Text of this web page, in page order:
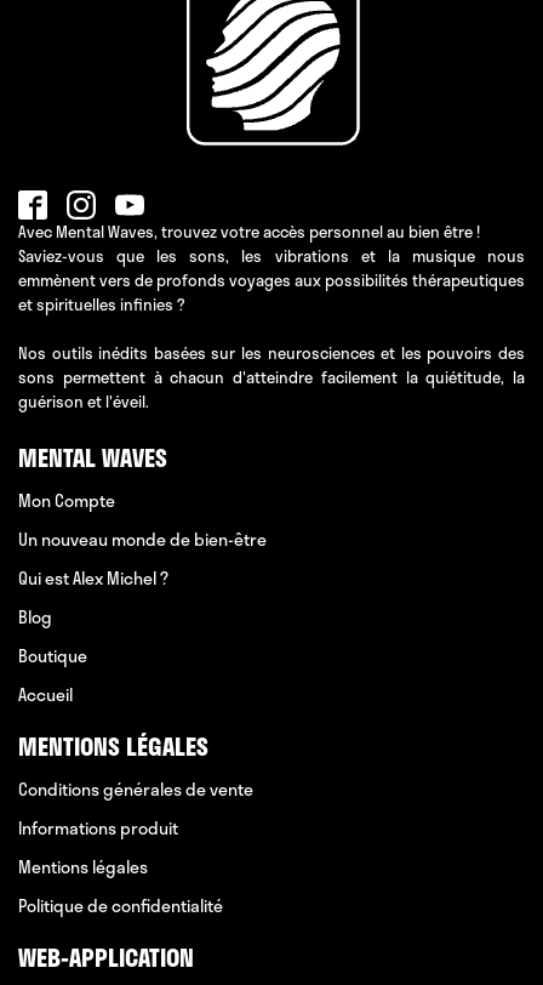
Avec Mental Waves, trouvez votre accès personnel au bien être !
Saviez-vous que les sons, les vibrations et la musique nous
emmènent vers de profonds voyages aux possibilités thérapeutiques
et spirituelles infinies ?
Nos outils inédits basées sur les neurosciences et les pouvoirs des
sons permettent à chacun d'atteindre facilement la quiétitude, la
guérison et l'éveil.
MENTAL WAVES
Mon Compte
Un nouveau monde de bien-être
Qui est Alex Michel ?
Blog
Boutique
Accueil
MENTIONS LÉGALES
Conditions générales de vente
Informations produit
Mentions légales
Politique de confidentialité
WEB-APPLICATION